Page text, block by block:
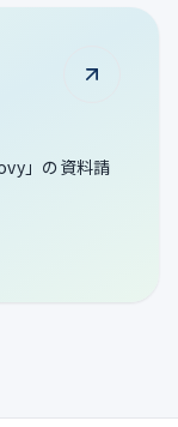
」の資料請